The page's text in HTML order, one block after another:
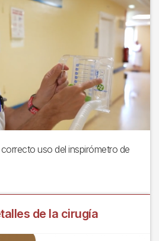
uso del inspirómetro de
de la cirugía